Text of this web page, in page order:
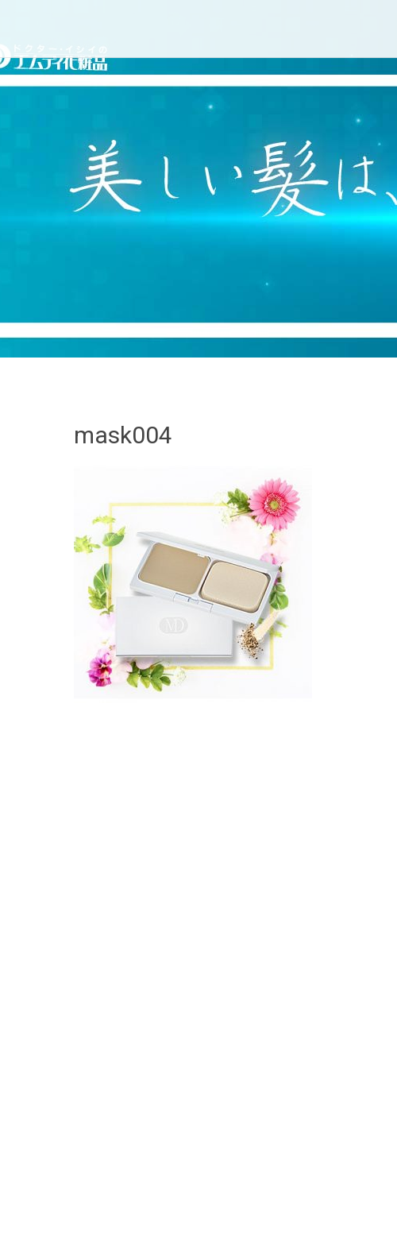
テ
ン
ツ
ドクターイシイのエムデ
mask004